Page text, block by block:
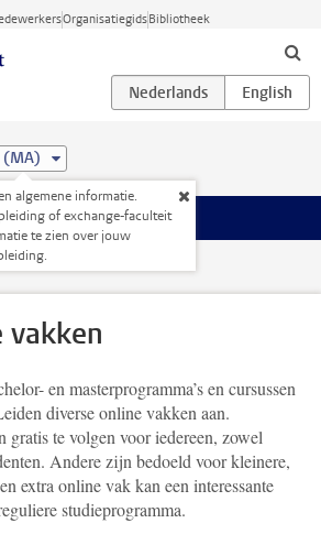
OrganisatiegidsBibliotheek
(MA)
algemene informatie.
of exchange-faculteit
te zien over jouw
Extra online vakken
vakken
en masterprogramma’s en cursussen
diverse online vakken aan.
gratis te volgen voor iedereen, zowel
Andere zijn bedoeld voor kleinere,
extra online vak kan een interessante
studieprogramma.